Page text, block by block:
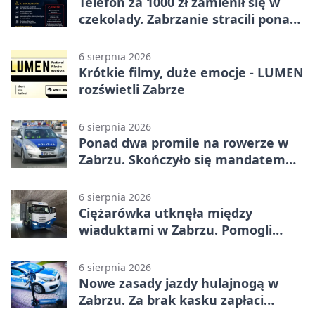
czekolady. Zabrzanie stracili ponad
6 sierpnia 2026
Krótkie filmy, duże emocje - LUMEN
rozświetli Zabrze
6 sierpnia 2026
Ponad dwa promile na rowerze w
Zabrzu. Skończyło się mandatem
6 sierpnia 2026
Ciężarówka utknęła między
wiaduktami w Zabrzu. Pomogli
6 sierpnia 2026
Nowe zasady jazdy hulajnogą w
Zabrzu. Za brak kasku zapłaci